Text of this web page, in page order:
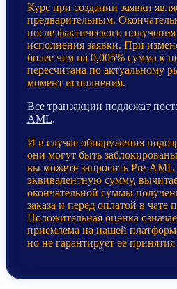
Курс при создании заявки
предварительным.
после фактического
исполнения заявки. При
более чем на 0,005% сумма к
пересчитана по актуальному
момент исполнения.
Все транзакции подлежат
AML.
И в случае обнаружения
они могут быть
вы можете запросить Pre-
эквивалентную сумму,
окончательной суммы
заказа и перед оплатой в чате
Положительная оценка
приемлема на нашей
но не гарантирует ее